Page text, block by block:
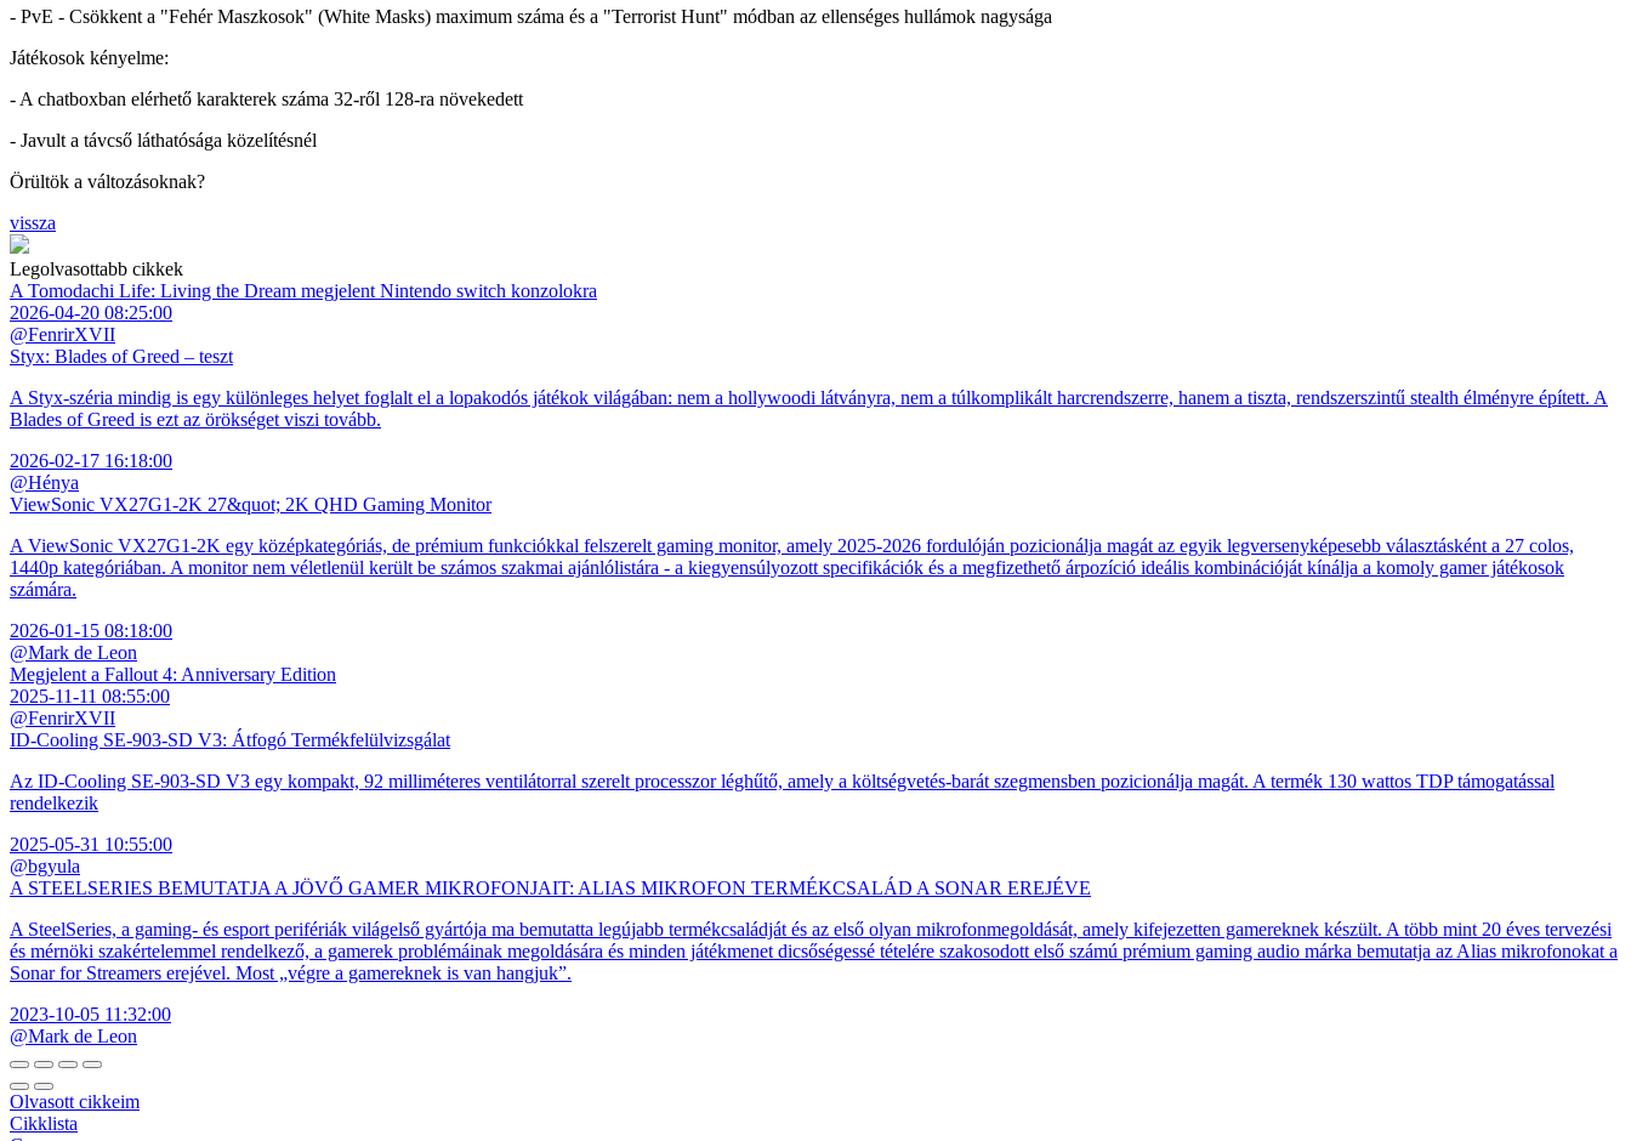
- PvE - Csökkent a "Fehér Maszkosok" (White Masks) maximum száma és a "Terrorist Hunt" módban az ellenséges hullámok nagysága
Játékosok kényelme:
- A chatboxban elérhető karakterek száma 32-ről 128-ra növekedett
- Javult a távcső láthatósága közelítésnél
Örültök a változásoknak?
vissza
Legolvasottabb cikkek
A Tomodachi Life: Living the Dream megjelent Nintendo switch konzolokra
2026-04-20 08:25:00
@FenrirXVII
Styx: Blades of Greed – teszt
A Styx-széria mindig is egy különleges helyet foglalt el a lopakodós játékok világában: nem a hollywoodi látványra, nem a túlkomplikált harcrendszerre, hanem a tiszta, rendszerszintű stealth élményre épített. A
Blades of Greed is ezt az örökséget viszi tovább.
2026-02-17 16:18:00
@Hénya
ViewSonic VX27G1-2K 27&quot; 2K QHD Gaming Monitor
A ViewSonic VX27G1-2K egy középkategóriás, de prémium funkciókkal felszerelt gaming monitor, amely 2025-2026 fordulóján pozicionálja magát az egyik legversenyképesebb választásként a 27 colos,
1440p kategóriában. A monitor nem véletlenül került be számos szakmai ajánlólistára - a kiegyensúlyozott specifikációk és a megfizethető árpozíció ideális kombinációját kínálja a komoly gamer játékosok
számára.
2026-01-15 08:18:00
@Mark de Leon
Megjelent a Fallout 4: Anniversary Edition
2025-11-11 08:55:00
@FenrirXVII
ID-Cooling SE-903-SD V3: Átfogó Termékfelülvizsgálat
Az ID-Cooling SE-903-SD V3 egy kompakt, 92 milliméteres ventilátorral szerelt processzor léghűtő, amely a költségvetés-barát szegmensben pozicionálja magát. A termék 130 wattos TDP támogatással
rendelkezik
2025-05-31 10:55:00
@bgyula
A STEELSERIES BEMUTATJA A JÖVŐ GAMER MIKROFONJAIT: ALIAS MIKROFON TERMÉKCSALÁD A SONAR EREJÉVE
A SteelSeries, a gaming- és esport perifériák világelső gyártója ma bemutatta legújabb termékcsaládját és az első olyan mikrofonmegoldását, amely kifejezetten gamereknek készült. A több mint 20 éves tervezési
és mérnöki szakértelemmel rendelkező, a gamerek problémáinak megoldására és minden játékmenet dicsőségessé tételére szakosodott első számú prémium gaming audio márka bemutatja az Alias mikrofonokat a
Sonar for Streamers erejével. Most „végre a gamereknek is van hangjuk”.
2023-10-05 11:32:00
@Mark de Leon
Olvasott cikkeim
Cikklista